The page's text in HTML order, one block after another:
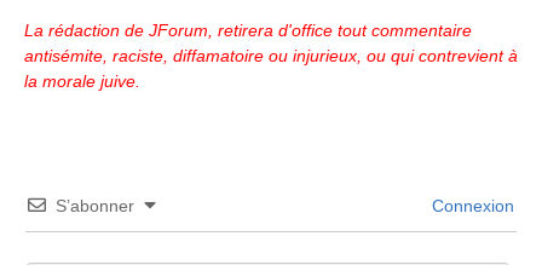
La rédaction de JForum, retirera d'office tout commentaire
antisémite, raciste, diffamatoire ou injurieux, ou qui contrevient à
la morale juive.
S’abonner Connexion